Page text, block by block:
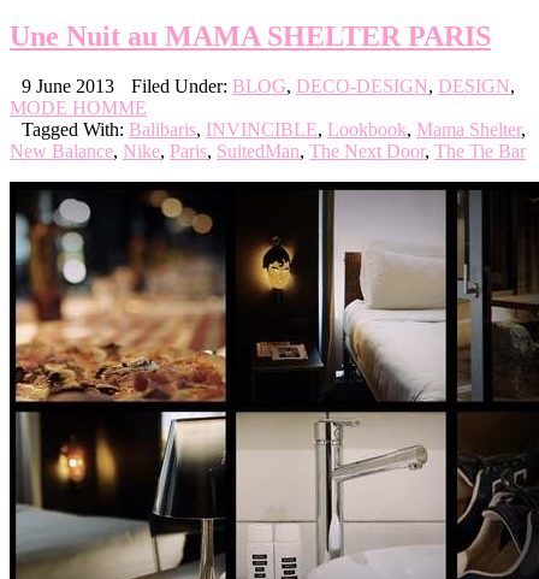
Une Nuit au MAMA SHELTER PARIS
9 June 2013 Filed Under: BLOG, DECO-DESIGN, DESIGN,
MODE HOMME
Tagged With: Balibaris, INVINCIBLE, Lookbook, Mama Shelter,
New Balance, Nike, Paris, SuitedMan, The Next Door, The Tie Bar